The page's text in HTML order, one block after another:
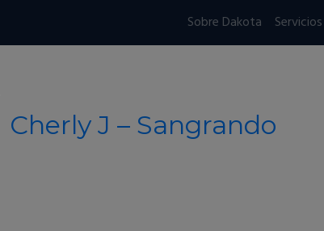
Sobre Dakota Servicios
Cherly J – Sangrando